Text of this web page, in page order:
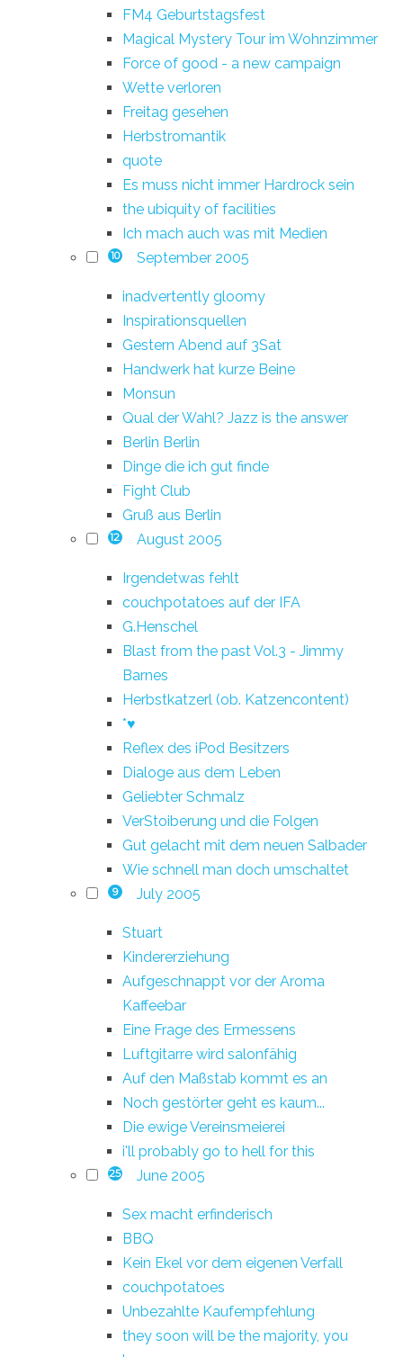
FM4 Geburtstagsfest
Magical Mystery Tour im Wohnzimmer
Force of good - a new campaign
Wette verloren
Freitag gesehen
Herbstromantik
quote
Es muss nicht immer Hardrock sein
the ubiquity of facilities
Ich mach auch was mit Medien
10 September 2005
inadvertently gloomy
Inspirationsquellen
Gestern Abend auf 3Sat
Handwerk hat kurze Beine
Monsun
Qual der Wahl? Jazz is the answer
Berlin Berlin
Dinge die ich gut finde
Fight Club
Gruß aus Berlin
12 August 2005
Irgendetwas fehlt
couchpotatoes auf der IFA
G.Henschel
Blast from the past Vol.3 - Jimmy
Barnes
Herbstkatzerl (ob. Katzencontent)
*♥
Reflex des iPod Besitzers
Dialoge aus dem Leben
Geliebter Schmalz
VerStoiberung und die Folgen
Gut gelacht mit dem neuen Salbader
Wie schnell man doch umschaltet
9 July 2005
Stuart
Kindererziehung
Aufgeschnappt vor der Aroma
Kaffeebar
Eine Frage des Ermessens
Luftgitarre wird salonfähig
Auf den Maßstab kommt es an
Noch gestörter geht es kaum...
Die ewige Vereinsmeierei
i'll probably go to hell for this
25 June 2005
Sex macht erfinderisch
BBQ
Kein Ekel vor dem eigenen Verfall
couchpotatoes
Unbezahlte Kaufempfehlung
they soon will be the majority, you